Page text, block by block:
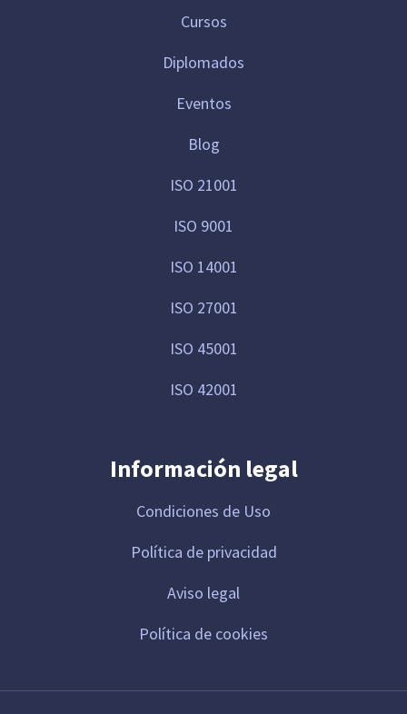
Cursos
Diplomados
Eventos
Blog
ISO 21001
ISO 9001
ISO 14001
ISO 27001
ISO 45001
ISO 42001
Información legal
Condiciones de Uso
Política de privacidad
Aviso legal
Política de cookies